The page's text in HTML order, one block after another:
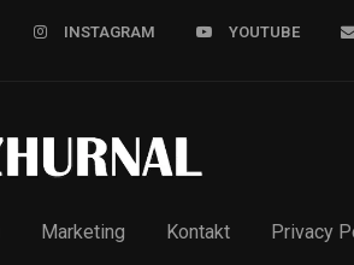
INSTAGRAM YOUTUBE
Marketing Kontakt Privacy